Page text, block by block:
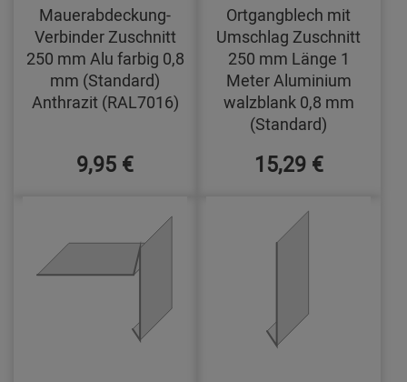
Mauerabdeckung-
Verbinder Zuschnitt
250 mm Alu farbig 0,8
mm (Standard)
Anthrazit (RAL7016)
9,95 €
Ortgangblech mit
Umschlag Zuschnitt
250 mm Länge 1
Meter Aluminium
walzblank 0,8 mm
(Standard)
15,29 €